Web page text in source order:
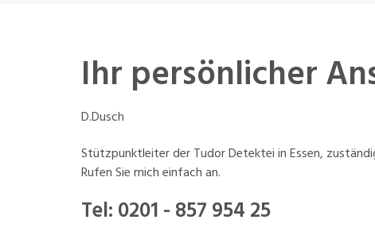
Ihr persönlicher
D.Dusch
Stützpunktleiter der Tudor Detektei in Essen,
Rufen Sie mich einfach an.
Tel: 0201 - 857 954 25